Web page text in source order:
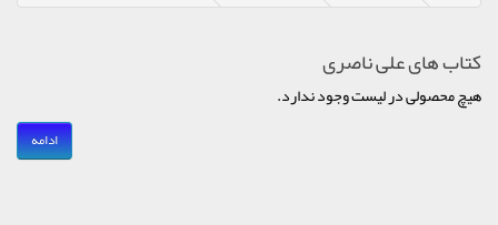
کتاب های علی ناصری
هیچ محصولی در لیست وجود ندارد.
ادامه